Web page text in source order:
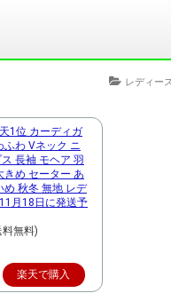
レディー
1位 カーディガ
ふわ Vネック ニ
長袖 モヘア 羽
きめ セーター あ
め 秋冬 無地 レデ
月18日に発送予
無料)
楽天で購入